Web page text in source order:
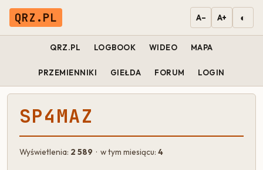
QRZ.PL A− A+ ◐
QRZ.PL LOGBOOK WIDEO MAPA
PRZEMIENNIKI GIEŁDA FORUM LOGIN
SP4MAZ
Wyświetlenia: 2 589 · w tym miesiącu: 4